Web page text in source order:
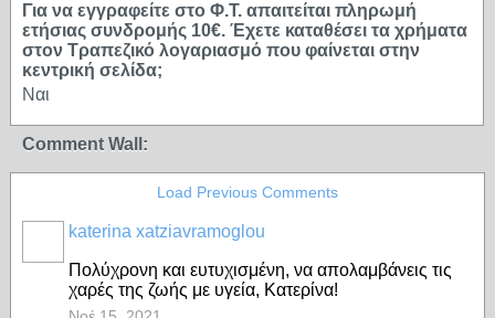
Για να εγγραφείτε στο Φ.Τ. απαιτείται πληρωμή
ετήσιας συνδρομής 10€. Έχετε καταθέσει τα χρήματα
στον Τραπεζικό λογαριασμό που φαίνεται στην
κεντρική σελίδα;
Ναι
Comment Wall:
Load Previous Comments
katerina xatziavramoglou
Πολύχρονη και ευτυχισμένη, να απολαμβάνεις τις
χαρές της ζωής με υγεία, Κατερίνα!